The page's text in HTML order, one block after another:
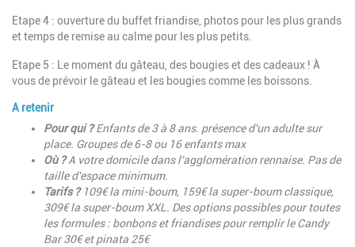
Etape 4 : ouverture du buffet friandise, photos pour les plus grands
et temps de remise au calme pour les plus petits.
Etape 5 : Le moment du gâteau, des bougies et des cadeaux ! À
vous de prévoir le gâteau et les bougies comme les boissons.
A retenir
Pour qui ?Enfants de 3 à 8 ans. présence d'un adulte sur
place. Groupes de 6-8 ou 16 enfants max
Où ?A votre domicile dans l'agglomération rennaise. Pas de
taille d'espace minimum.
Tarifs ?109€ la mini-boum, 159€ la super-boum classique,
309€ la super-boum XXL. Des options possibles pour toutes
les formules : bonbons et friandises pour remplir le Candy
Bar 30€ et pinata 25€